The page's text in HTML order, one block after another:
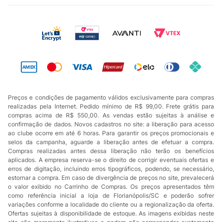
Preços e condições de pagamento válidos exclusivamente para compras
realizadas pela Internet. Pedido mínimo de R$ 99,00. Frete grátis para
compras acima de R$ 550,00. As vendas estão sujeitas à análise e
confirmação de dados. Novos cadastros no site: a liberação para acesso
ao clube ocorre em até 6 horas. Para garantir os preços promocionais e
selos da campanha, aguarde a liberação antes de efetuar a compra.
Compras realizadas antes dessa liberação não terão os benefícios
aplicados. A empresa reserva-se o direito de corrigir eventuais ofertas e
erros de digitação, incluindo erros tipográficos, podendo, se necessário,
estornar a compra. Em caso de divergência de preços no site, prevalecerá
o valor exibido no Carrinho de Compras. Os preços apresentados têm
como referência inicial a loja de Florianópolis/SC e poderão sofrer
variações conforme a localidade do cliente ou a regionalização da oferta.
Ofertas sujeitas à disponibilidade de estoque. As imagens exibidas neste